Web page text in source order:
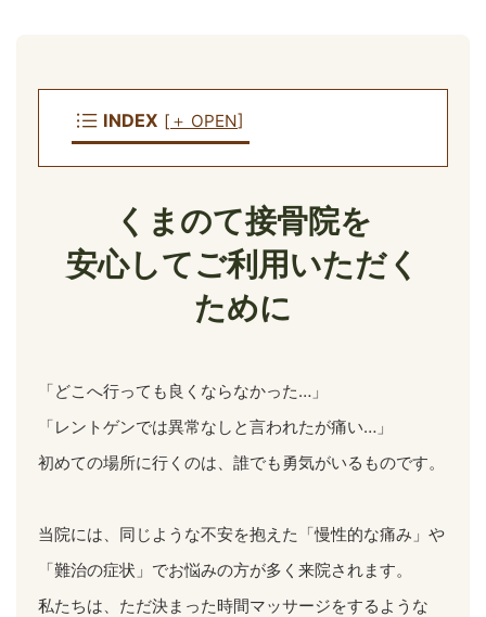
INDEX [ ＋ OPEN]
くまのて接骨院を
安心してご利用いただく
ために
「どこへ行っても良くならなかった…」
「レントゲンでは異常なしと言われたが痛い…」
初めての場所に行くのは、誰でも勇気がいるものです。
当院には、同じような不安を抱えた「慢性的な痛み」や
「難治の症状」でお悩みの方が多く来院されます。
私たちは、ただ決まった時間マッサージをするような